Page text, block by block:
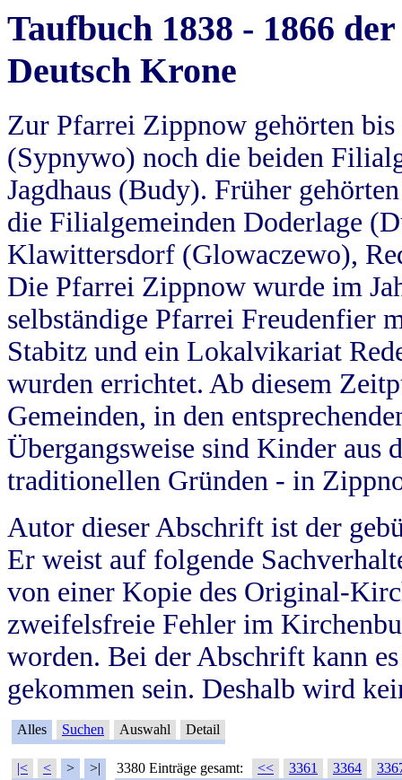
Taufbuch 1838 - 1866
Deutsch Krone
Zur Pfarrei Zippnow gehörten
(Sypnywo) noch die beiden
Jagdhaus (Budy). Früher
die Filialgemeinden Doderlage
Klawittersdorf (Glowaczewo),
Die Pfarrei Zippnow wurde im
selbständige Pfarrei Freudenfier
Stabitz und ein Lokalvikariat
wurden errichtet. Ab diesem
Gemeinden, in den
Übergangsweise sind Kinder aus
traditionellen Gründen - in
Autor dieser Abschrift ist der
Er weist auf folgende
von einer Kopie des Original-
zweifelsfreie Fehler im
worden. Bei der Abschrift kann
gekommen sein. Deshalb wird
Alles Suchen Auswahl Detail
|< < > >| 3380 Einträge gesamt: << 3361 3364